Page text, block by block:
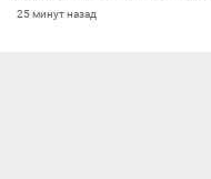
25 минут назад